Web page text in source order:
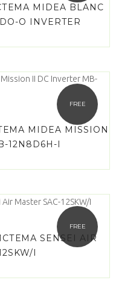
MIDEA BLANC
O INVERTER
FREE
MIDEA MISSION
12N8D6H-I
FREE
SENSEI AIR
I